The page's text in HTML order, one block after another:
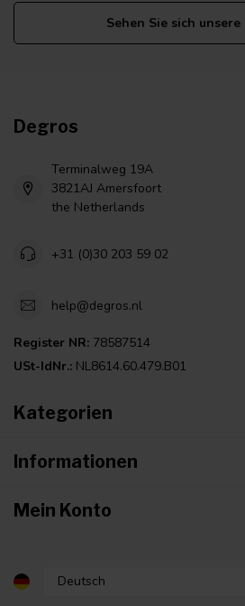
Sehen Sie sich
Degros
Terminalweg 19A
3821AJ Amersfoort
the Netherlands
+31 (0)30 203 59 02
help@degros.nl
Register NR: 78587514
USt-IdNr.: NL8614.60.479.B01
Kategorien
Informationen
Mein Konto